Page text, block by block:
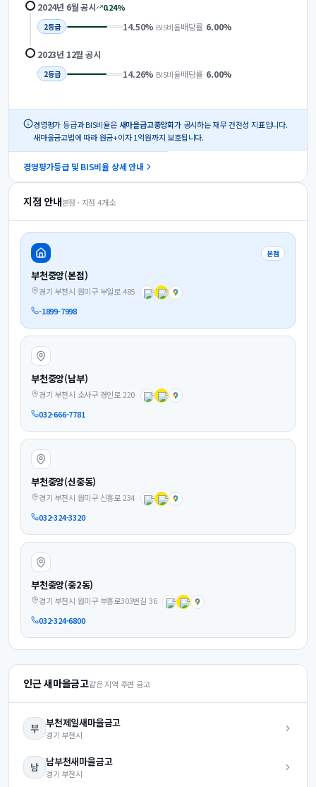
2024년 6월공시 0.24%
2등급 14.50% BIS비율배당률 6.00%
2023년 12월 공시
2등급 14.26% BIS비율배당률 6.00%
경영평가 등급과 BIS비율은 새마을금고중앙회가 공시하는 재무 건전성 지표입니다.
새마을금고법에 따라 원금+이자 1억원까지 보호됩니다.
경영평가등급 및 BIS비율 상세 안내
지점 안내본점 · 지점 4개소
본점
부천중앙(본점)
경기 부천시 원미구 부일로 485
-1899-7998
부천중앙(남부)
경기 부천시 소사구 경인로 220
032-666-7781
부천중앙(신중동)
경기 부천시 원미구 신흥로 234
032-324-3320
부천중앙(중2동)
경기 부천시 원미구 부흥로303번길 36
032-324-6800
인근 새마을금고같은 지역 주변 금고
부 부천제일새마을금고
경기 부천시
남 남부천새마을금고
경기 부천시